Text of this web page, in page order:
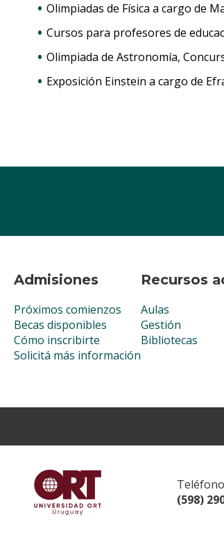
Olimpiadas de Física a cargo de
Cursos para profesores de
Olimpiada de Astronomía,
Exposición Einstein a cargo de
Admisiones
Próximos comienzos
Becas disponibles
Cómo inscribirte
Solicitá más información
Recursos
Aulas
Gestión
Bibliotecas
(598)